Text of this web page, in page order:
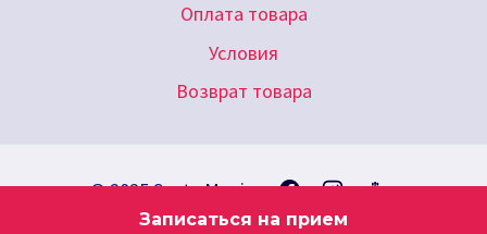
Оплата товара
Условия
Возврат товара
© 2025 Santa Monica
Записаться на прием